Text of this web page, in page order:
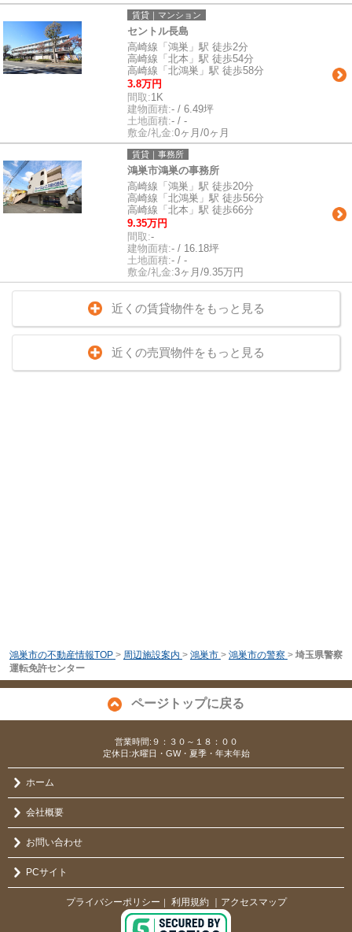
賃貸｜マンション
セントル長島
高崎線「鴻巣」駅 徒歩2分
高崎線「北本」駅 徒歩54分
高崎線「北鴻巣」駅 徒歩58分
3.8万円
間取:1K
建物面積:- / 6.49坪
土地面積:- / -
敷金/礼金:0ヶ月/0ヶ月
賃貸｜事務所
鴻巣市鴻巣の事務所
高崎線「鴻巣」駅 徒歩20分
高崎線「北鴻巣」駅 徒歩56分
高崎線「北本」駅 徒歩66分
9.35万円
間取:-
建物面積:- / 16.18坪
土地面積:- / -
敷金/礼金:3ヶ月/9.35万円
近くの賃貸物件をもっと見る
近くの売買物件をもっと見る
鴻巣市の不動産情報TOP > 周辺施設案内 > 鴻巣市 > 鴻巣市の警察 > 埼玉県警察
運転免許センター
ページトップに戻る
営業時間:９：３０～１８：００
定休日:水曜日・GW・夏季・年末年始
ホーム
会社概要
お問い合わせ
PCサイト
プライバシーポリシー ｜ 利用規約 ｜アクセスマップ